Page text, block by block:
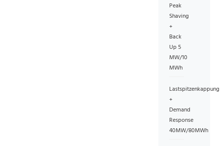
Peak
Shaving
+
Back
Up 5
MW/10
MWh
Lastspitzenkappung
+
Demand
Response
40MW/80MWh